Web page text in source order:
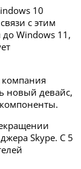
10
с этим
до Windows 11,
новый девайс,
Skype. С 5